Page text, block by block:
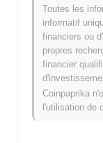
TuXky se
Comment
marché
Au cours des 7
performant le
0.00%. Cela
TKY par rapport
Toutes les
informatif
financiers ou
propres
financier
Coinpaprika
l'utilisation de